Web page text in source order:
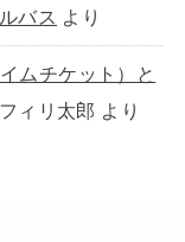
バス より
ムチケット）と
ィリ太郎 より